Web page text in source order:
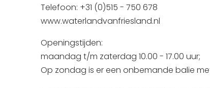
Telefoon: +31 (0)515 - 750 678
www.waterlandvanfriesland.nl
Openingstijden:
maandag t/m zaterdag 10.00 - 17.00 uur;
Op zondag is er een onbemande balie